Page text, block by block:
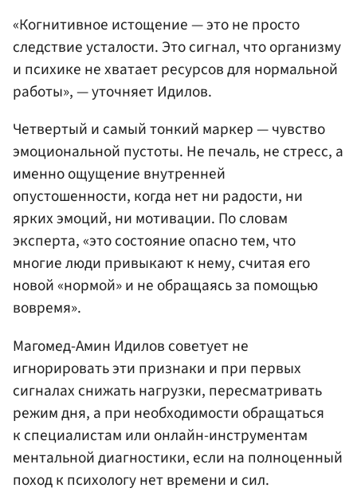
«Когнитивное истощение — это не просто
следствие усталости. Это сигнал, что организму
и психике не хватает ресурсов для нормальной
работы», — уточняет Идилов.
Четвертый и самый тонкий маркер — чувство
эмоциональной пустоты. Не печаль, не стресс, а
именно ощущение внутренней
опустошенности, когда нет ни радости, ни
ярких эмоций, ни мотивации. По словам
эксперта, «это состояние опасно тем, что
многие люди привыкают к нему, считая его
новой «нормой» и не обращаясь за помощью
вовремя».
Магомед-Амин Идилов советует не
игнорировать эти признаки и при первых
сигналах снижать нагрузки, пересматривать
режим дня, а при необходимости обращаться
к специалистам или онлайн-инструментам
ментальной диагностики, если на полноценный
поход к психологу нет времени и сил.